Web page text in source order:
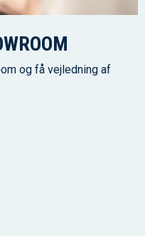
og få vejledning af